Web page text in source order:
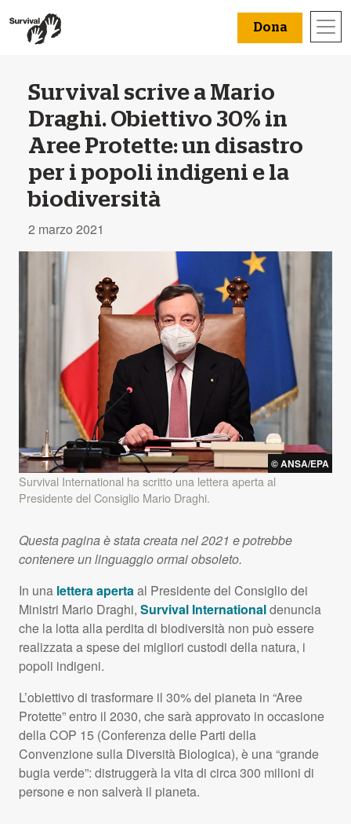
Dona
Survival scrive a Mario
Draghi. Obiettivo 30% in
Aree Protette: un disastro
per i popoli indigeni e la
biodiversità
2 marzo 2021
©ANSA/EPA
Survival International ha scritto una lettera aperta al
Presidente del Consiglio Mario Draghi.
Questa pagina è stata creata nel 2021 e potrebbe
contenere un linguaggio ormai obsoleto.
In una lettera apertaal Presidente del Consiglio dei
Ministri Mario Draghi, Survival Internationaldenuncia
che la lotta alla perdita di biodiversità non può essere
realizzata a spese dei migliori custodi della natura, i
popoli indigeni.
L’obiettivo di trasformare il 30% del pianeta in “Aree
Protette” entro il 2030, che sarà approvato in occasione
dellaCOP 15 (Conferenza delle Parti della
Convenzione sulla Diversità Biologica), è una “grande
bugia verde”: distruggerà la vita di circa 300 milioni di
persone e non salverà il pianeta.